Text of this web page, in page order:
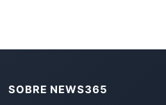
SOBRE NEWS365